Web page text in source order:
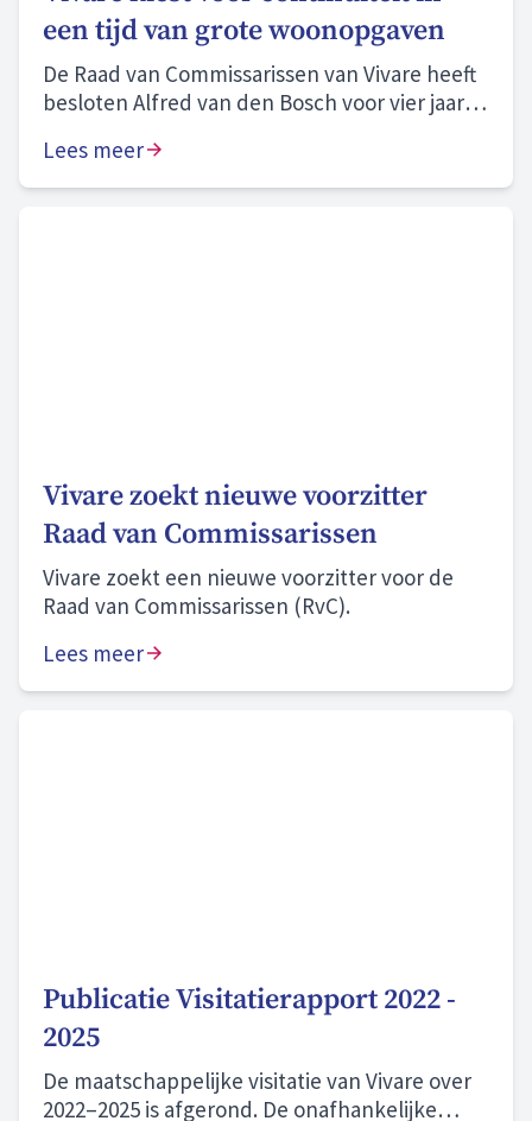
een tijd van grote woonopgaven
De Raad van Commissarissen van Vivare heeft
besloten Alfred van den Bosch voor vier jaar te
Lees meer
Vivare zoekt nieuwe voorzitter
Raad van Commissarissen
Vivare zoekt een nieuwe voorzitter voor de
Raad van Commissarissen (RvC).
Lees meer
Publicatie Visitatierapport 2022 -
2025
De maatschappelijke visitatie van Vivare over
2022–2025 is afgerond. De onafhankelijke